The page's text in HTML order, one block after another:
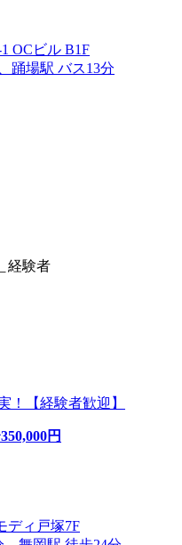
OCビル B1F
踊場駅 バス13分
経験者
！【経験者歓迎】
350,000円
ディ戸塚7F